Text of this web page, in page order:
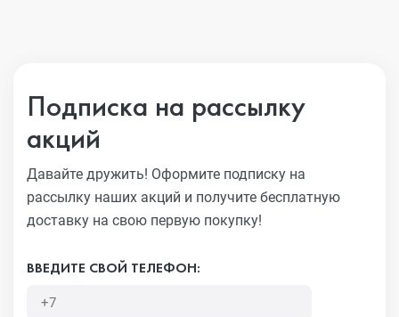
Подписка на рассылку
акций
Давайте дружить! Оформите подписку на
рассылку наших акций и получите бесплатную
доставку на свою первую покупку!
ВВЕДИТЕ СВОЙ ТЕЛЕФОН: